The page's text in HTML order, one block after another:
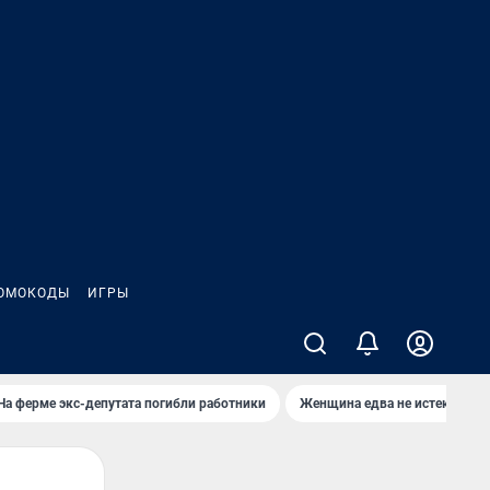
ИГРЫ
ферме экс-депутата погибли работники Женщина едва не истекла